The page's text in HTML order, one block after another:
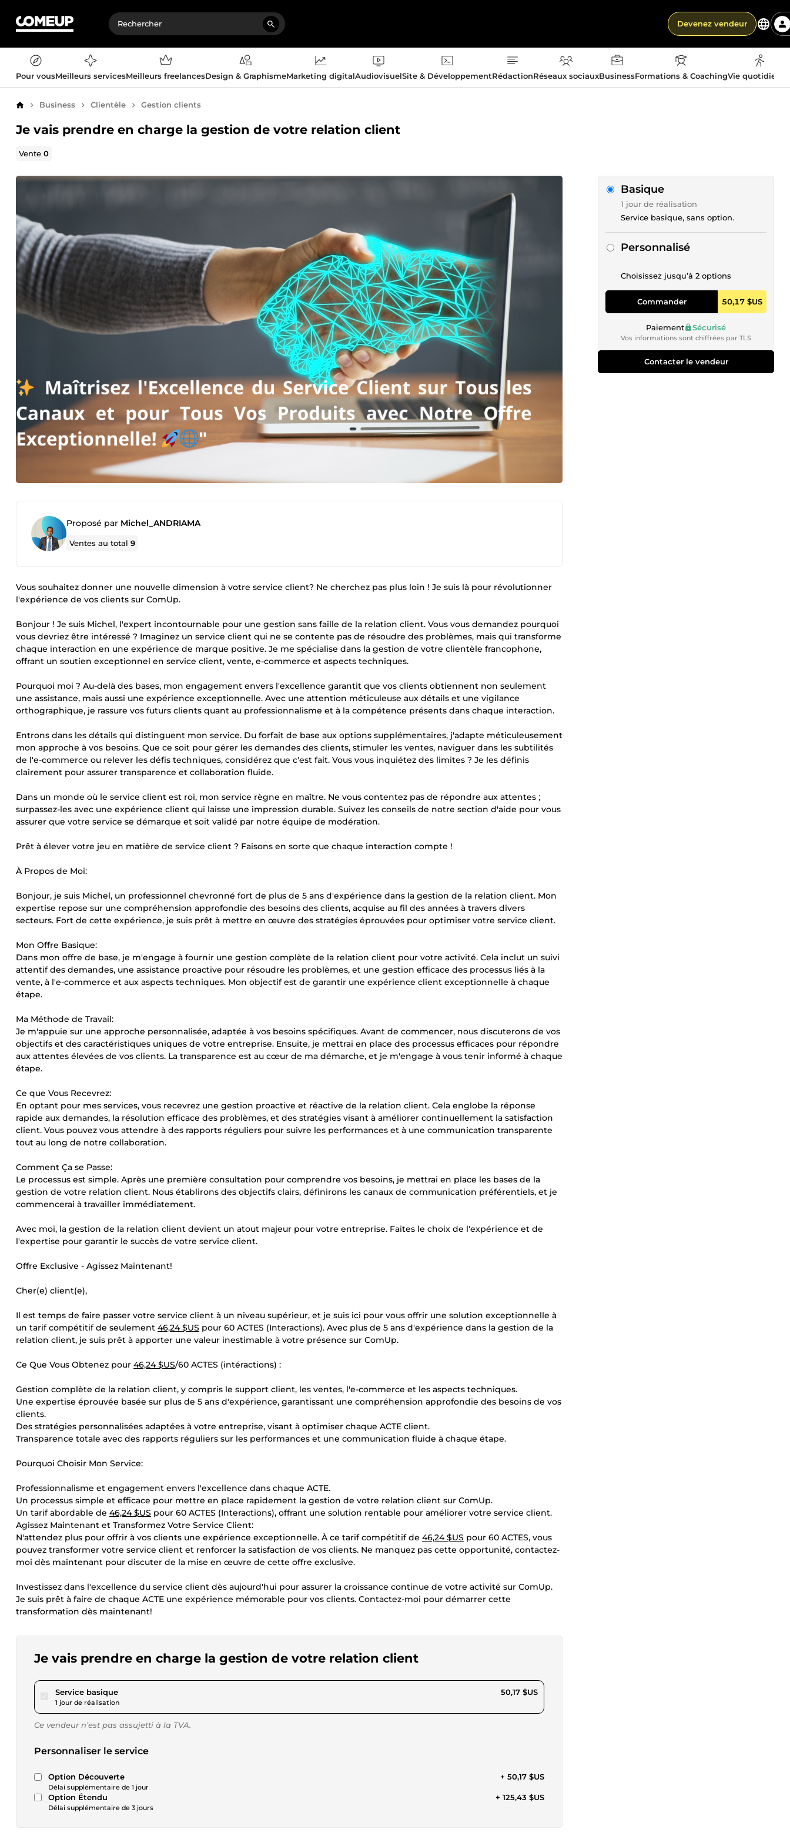
Devenez vendeur
Pour vousMeilleurs servicesMeilleurs freelancesDesign & GraphismeMarketing digitalAudiovisuelSite & DéveloppementRédactionRéseaux sociauxBusinessFormations & CoachingVie
AccueilBusiness Clientèle Gestion clients
Je vais prendre en charge la gestion de votre relation client
Vente0
Proposé par Michel_ANDRIAMA
Ventes au total9
Vous souhaitez donner une nouvelle dimension à votre service client? Ne cherchez pas plus loin ! Je suis là pour révolutionner
l'expérience de vos clients sur ComUp.
Bonjour ! Je suis Michel, l'expert incontournable pour une gestion sans faille de la relation client. Vous vous demandez pourquoi
vous devriez être intéressé ? Imaginez un service client qui ne se contente pas de résoudre des problèmes, mais qui transforme
chaque interaction en une expérience de marque positive. Je me spécialise dans la gestion de votre clientèle francophone,
offrant un soutien exceptionnel en service client, vente, e-commerce et aspects techniques.
Pourquoi moi ? Au-delà des bases, mon engagement envers l'excellence garantit que vos clients obtiennent non seulement
une assistance, mais aussi une expérience exceptionnelle. Avec une attention méticuleuse aux détails et une vigilance
orthographique, je rassure vos futurs clients quant au professionnalisme et à la compétence présents dans chaque interaction.
Entrons dans les détails qui distinguent mon service. Du forfait de base aux options supplémentaires, j'adapte méticuleusement
mon approche à vos besoins. Que ce soit pour gérer les demandes des clients, stimuler les ventes, naviguer dans les subtilités
de l'e-commerce ou relever les défis techniques, considérez que c'est fait. Vous vous inquiétez des limites ? Je les définis
clairement pour assurer transparence et collaboration fluide.
Dans un monde où le service client est roi, mon service règne en maître. Ne vous contentez pas de répondre aux attentes ;
surpassez-les avec une expérience client qui laisse une impression durable. Suivez les conseils de notre section d'aide pour vous
assurer que votre service se démarque et soit validé par notre équipe de modération.
Prêt à élever votre jeu en matière de service client ? Faisons en sorte que chaque interaction compte !
À Propos de Moi:
Bonjour, je suis Michel, un professionnel chevronné fort de plus de 5 ans d'expérience dans la gestion de la relation client. Mon
expertise repose sur une compréhension approfondie des besoins des clients, acquise au fil des années à travers divers
secteurs. Fort de cette expérience, je suis prêt à mettre en œuvre des stratégies éprouvées pour optimiser votre service client.
Mon Offre Basique:
Dans mon offre de base, je m'engage à fournir une gestion complète de la relation client pour votre activité. Cela inclut un suivi
attentif des demandes, une assistance proactive pour résoudre les problèmes, et une gestion efficace des processus liés à la
vente, à l'e-commerce et aux aspects techniques. Mon objectif est de garantir une expérience client exceptionnelle à chaque
étape.
Ma Méthode de Travail:
Je m'appuie sur une approche personnalisée, adaptée à vos besoins spécifiques. Avant de commencer, nous discuterons de vos
objectifs et des caractéristiques uniques de votre entreprise. Ensuite, je mettrai en place des processus efficaces pour répondre
aux attentes élevées de vos clients. La transparence est au cœur de ma démarche, et je m'engage à vous tenir informé à chaque
étape.
Ce que Vous Recevrez:
En optant pour mes services, vous recevrez une gestion proactive et réactive de la relation client. Cela englobe la réponse
rapide aux demandes, la résolution efficace des problèmes, et des stratégies visant à améliorer continuellement la satisfaction
client. Vous pouvez vous attendre à des rapports réguliers pour suivre les performances et à une communication transparente
tout au long de notre collaboration.
Comment Ça se Passe:
Le processus est simple. Après une première consultation pour comprendre vos besoins, je mettrai en place les bases de la
gestion de votre relation client. Nous établirons des objectifs clairs, définirons les canaux de communication préférentiels, et je
commencerai à travailler immédiatement.
Avec moi, la gestion de la relation client devient un atout majeur pour votre entreprise. Faites le choix de l'expérience et de
l'expertise pour garantir le succès de votre service client.
Offre Exclusive - Agissez Maintenant!
Cher(e) client(e),
Il est temps de faire passer votre service client à un niveau supérieur, et je suis ici pour vous offrir une solution exceptionnelle à
un tarif compétitif de seulement 46,24 $US pour 60 ACTES (Interactions). Avec plus de 5 ans d'expérience dans la gestion de la
relation client, je suis prêt à apporter une valeur inestimable à votre présence sur ComUp.
Ce Que Vous Obtenez pour 46,24 $US/60 ACTES (intéractions) :
Gestion complète de la relation client, y compris le support client, les ventes, l'e-commerce et les aspects techniques.
Une expertise éprouvée basée sur plus de 5 ans d'expérience, garantissant une compréhension approfondie des besoins de vos
clients.
Des stratégies personnalisées adaptées à votre entreprise, visant à optimiser chaque ACTE client.
Transparence totale avec des rapports réguliers sur les performances et une communication fluide à chaque étape.
Pourquoi Choisir Mon Service:
Professionnalisme et engagement envers l'excellence dans chaque ACTE.
Un processus simple et efficace pour mettre en place rapidement la gestion de votre relation client sur ComUp.
Un tarif abordable de 46,24 $US pour 60 ACTES (Interactions), offrant une solution rentable pour améliorer votre service client.
Agissez Maintenant et Transformez Votre Service Client:
N'attendez plus pour offrir à vos clients une expérience exceptionnelle. À ce tarif compétitif de 46,24 $US pour 60 ACTES, vous
pouvez transformer votre service client et renforcer la satisfaction de vos clients. Ne manquez pas cette opportunité, contactez-
moi dès maintenant pour discuter de la mise en œuvre de cette offre exclusive.
Investissez dans l'excellence du service client dès aujourd'hui pour assurer la croissance continue de votre activité sur ComUp.
Je suis prêt à faire de chaque ACTE une expérience mémorable pour vos clients. Contactez-moi pour démarrer cette
transformation dès maintenant!
Je vais prendre en charge la gestion de votre relation client
Service basiquepour 46,24 $US
1 jour de réalisation
50,17 $US
Ce vendeur n’est pas assujetti à la TVA.
Personnaliser le service
Option Découverte
Délai supplémentaire de 1 jour
+ 50,17 $US
Option Étendu
Délai supplémentaire de 3 jours
+ 125,43 $US
Basique
1 jour de réalisation
Service basique, sans option.
Personnalisé
Choisissez jusqu’à 2 options
Commander 50,17 $US
Paiement Sécurisé
Vos informations sont chiffrées par TLS
Contacter le vendeur